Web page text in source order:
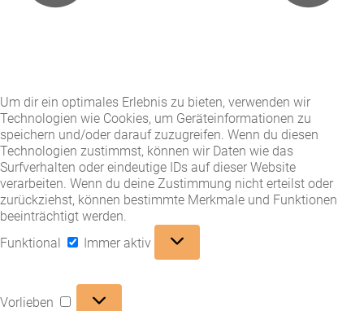
Um dir ein optimales Erlebnis zu bieten, verwenden wir
Technologien wie Cookies, um Geräteinformationen zu
speichern und/oder darauf zuzugreifen. Wenn du diesen
Technologien zustimmst, können wir Daten wie das
Surfverhalten oder eindeutige IDs auf dieser Website
verarbeiten. Wenn du deine Zustimmung nicht erteilst oder
zurückziehst, können bestimmte Merkmale und Funktionen
beeinträchtigt werden.
Funktional
Immer aktiv
Vorlieben
Vorlieben